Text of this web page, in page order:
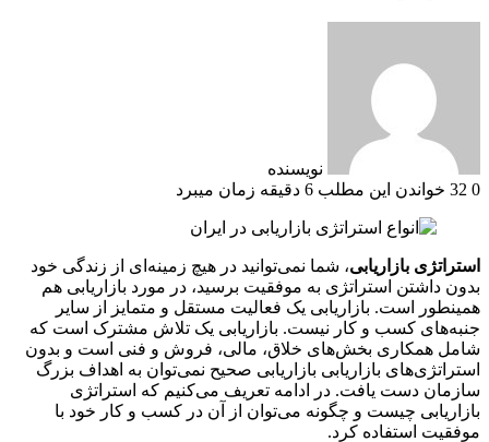
نویسنده
0
خواندن این مطلب 6 دقیقه زمان میبرد
استراتژی بازاریابی، شما نمی‌توانید در هیچ زمینه‌ای از زندگی خود
بدون داشتن استراتژی به موفقیت برسید، در مورد بازاریابی هم
همینطور است. بازاریابی یک فعالیت مستقل و متمایز از سایر
جنبه‌های کسب و کار نیست. بازاریابی یک تلاش مشترک است که
شامل همکاری بخش‌های خلاق، مالی، فروش و فنی است و بدون
استراتژی‌های بازاریابی بازاریابی صحیح نمی‌توان به اهداف بزرگ
سازمان دست یافت. در ادامه تعریف می‌کنیم که استراتژی
بازاریابی چیست و چگونه می‌توان از آن در کسب و کار خود با
موفقیت استفاده کرد.